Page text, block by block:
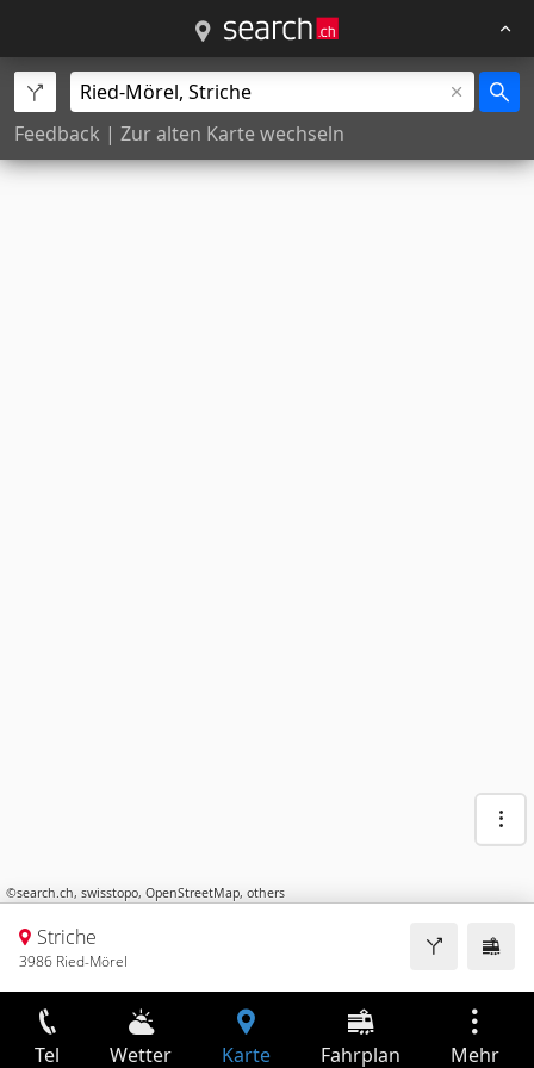
Feedback | Zur alten Karte wechseln
©search.ch, swisstopo, OpenStreetMap, others
Striche
3986 Ried-Mörel
Tel Wetter Karte Fahrplan Mehr